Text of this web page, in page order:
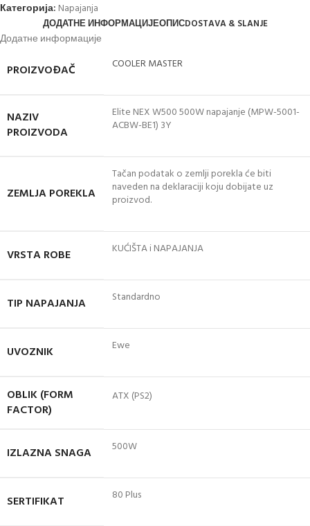
Категорија: Napajanja
ДОДАТНЕ ИНФОРМАЦИЈЕОПИСDOSTAVA & SLANJE
Додатне информације
PROIZVOĐAČ COOLER MASTER
NAZIV
PROIZVODA
Elite NEX W500 500W napajanje (MPW-5001-
ACBW-BE1) 3Y
ZEMLJA POREKLA
Tačan podatak o zemlji porekla će biti
naveden na deklaraciji koju dobijate uz
proizvod.
VRSTA ROBE KUĆIŠTA i NAPAJANJA
TIP NAPAJANJA Standardno
UVOZNIK Ewe
OBLIK (FORM
FACTOR)
ATX (PS2)
IZLAZNA SNAGA 500W
SERTIFIKAT 80 Plus